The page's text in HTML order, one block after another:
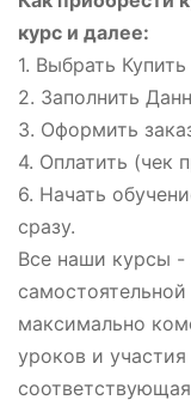
курс и далее:
1. Выбрать
2. Заполнить
3. Оформить
4. Оплатить (чек
6. Начать
сразу.
Все наши курсы -
максимально
уроков и